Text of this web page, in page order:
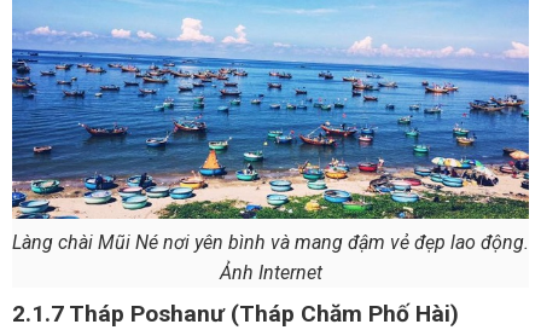
Làng chài Mũi Né nơi yên bình và mang đậm vẻ đẹp lao động.
Ảnh Internet
2.1.7 Tháp Poshanư (Tháp Chăm Phố Hài)